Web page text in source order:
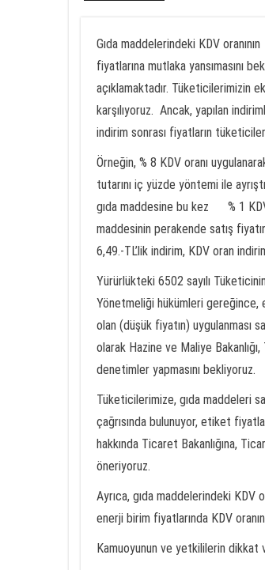
Gıda maddelerindeki KDV
fiyatlarına mutlaka yansımasını
açıklamaktadır. Tüketicilerimizin
karşılıyoruz. Ancak, yapılan
indirim sonrası fiyatların
Örneğin, % 8 KDV oranı
tutarını iç yüzde yöntemi ile
gıda maddesine bu kez % 1 KDV
maddesinin perakende satış
6,49.-TL’lik indirim, KDV oran
Yürürlükteki 6502 sayılı
Yönetmeliği hükümleri gereğince,
olan (düşük fiyatın) uygulanması
olarak Hazine ve Maliye
denetimler yapmasını bekliyoruz.
Tüketicilerimize, gıda maddeleri
çağrısında bulunuyor, etiket
hakkında Ticaret Bakanlığına,
öneriyoruz.
Ayrıca, gıda maddelerindeki KDV
enerji birim fiyatlarında KDV
Kamuoyunun ve yetkililerin dikkat